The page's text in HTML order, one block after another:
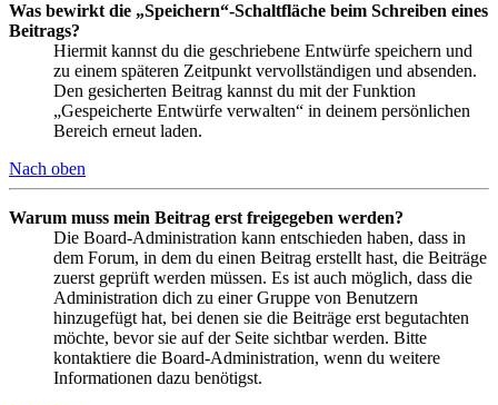
Was bewirkt die „Speichern“-Schaltfläche beim Schreiben eines
Beitrags?
Hiermit kannst du die geschriebene Entwürfe speichern und
zu einem späteren Zeitpunkt vervollständigen und absenden.
Den gesicherten Beitrag kannst du mit der Funktion
„Gespeicherte Entwürfe verwalten“ in deinem persönlichen
Bereich erneut laden.
Nach oben
Warum muss mein Beitrag erst freigegeben werden?
Die Board-Administration kann entschieden haben, dass in
dem Forum, in dem du einen Beitrag erstellt hast, die Beiträge
zuerst geprüft werden müssen. Es ist auch möglich, dass die
Administration dich zu einer Gruppe von Benutzern
hinzugefügt hat, bei denen sie die Beiträge erst begutachten
möchte, bevor sie auf der Seite sichtbar werden. Bitte
kontaktiere die Board-Administration, wenn du weitere
Informationen dazu benötigst.